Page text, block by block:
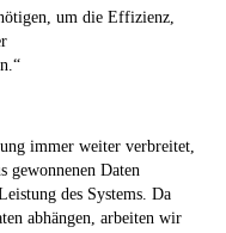
um die Effizienz,
immer weiter verbreitet,
gewonnenen Daten
des Systems. Da
abhängen, arbeiten wir